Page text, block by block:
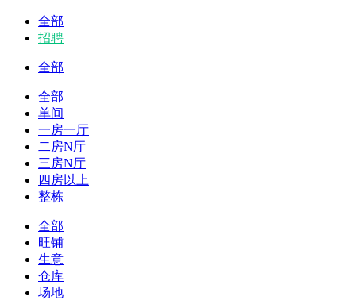
全部
招聘
全部
全部
单间
一房一厅
二房N厅
三房N厅
四房以上
整栋
全部
旺铺
生意
仓库
场地